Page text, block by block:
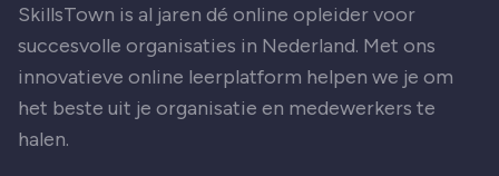
SkillsTown is al jaren dé online opleider voor
succesvolle organisaties in Nederland. Met ons
innovatieve online leerplatform helpen we je om
het beste uit je organisatie en medewerkers te
halen.